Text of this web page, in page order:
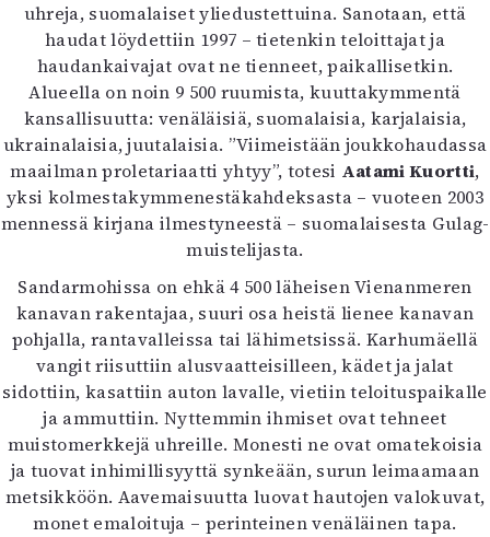
uhreja, suomalaiset yliedustettuina. Sanotaan, että
haudat löydettiin 1997 – tietenkin teloittajat ja
haudankaivajat ovat ne tienneet, paikallisetkin.
Alueella on noin 9 500 ruumista, kuuttakymmentä
kansallisuutta: venäläisiä, suomalaisia, karjalaisia,
ukrainalaisia, juutalaisia. ”Viimeistään joukkohaudassa
maailman proletariaatti yhtyy”, totesi Aatami Kuortti,
yksi kolmestakymmenestäkahdeksasta – vuoteen 2003
mennessä kirjana ilmestyneestä – suomalaisesta Gulag-
muistelijasta.
Sandarmohissa on ehkä 4 500 läheisen Vienanmeren
kanavan rakentajaa, suuri osa heistä lienee kanavan
pohjalla, rantavalleissa tai lähimetsissä. Karhumäellä
vangit riisuttiin alusvaatteisilleen, kädet ja jalat
sidottiin, kasattiin auton lavalle, vietiin teloituspaikalle
ja ammuttiin. Nyttemmin ihmiset ovat tehneet
muistomerkkejä uhreille. Monesti ne ovat omatekoisia
ja tuovat inhimillisyyttä synkeään, surun leimaamaan
metsikköön. Aavemaisuutta luovat hautojen valokuvat,
monet emaloituja – perinteinen venäläinen tapa.